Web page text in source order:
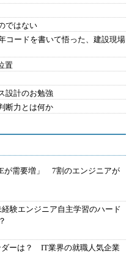
ではない
コードを書いて悟った、建設現場
置
設計のお勉強
断力とは何か
が需要増」 7割のエンジニアが
験エンジニア自主学習のハード
ダーは？ IT業界の就職人気企業